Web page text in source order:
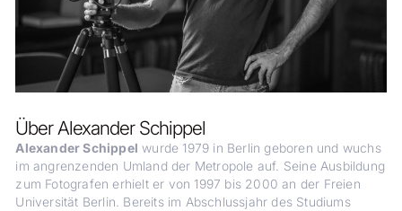
Über Alexander Schippel
Alexander Schippel wurde 1979 in Berlin geboren und wuchs
im angrenzenden Umland der Metropole auf. Seine Ausbildung
zum Fotografen erhielt er von 1997 bis 2000 an der Freien
Universität Berlin. Bereits im Abschlussjahr des Studiums